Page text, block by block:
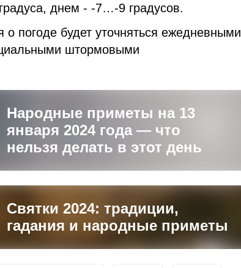
днем - -7…-9 градусов.
о погоде будет уточняться ежедневными
штормовыми
Народные приметы на 13
января 2024 года — что
нельзя делать в этот день
Святки 2024: традиции,
гадания и народные приметы